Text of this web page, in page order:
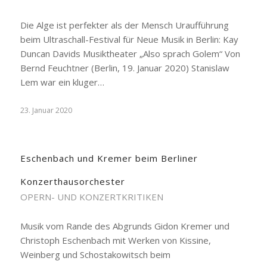
Die Alge ist perfekter als der Mensch Uraufführung
beim Ultraschall-Festival für Neue Musik in Berlin: Kay
Duncan Davids Musiktheater „Also sprach Golem“ Von
Bernd Feuchtner (Berlin, 19. Januar 2020) Stanislaw
Lem war ein kluger…
23. Januar 2020
Eschenbach und Kremer beim Berliner
Konzerthausorchester
OPERN- UND KONZERTKRITIKEN
Musik vom Rande des Abgrunds Gidon Kremer und
Christoph Eschenbach mit Werken von Kissine,
Weinberg und Schostakowitsch beim